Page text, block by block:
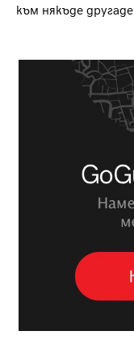
към някъде другаде